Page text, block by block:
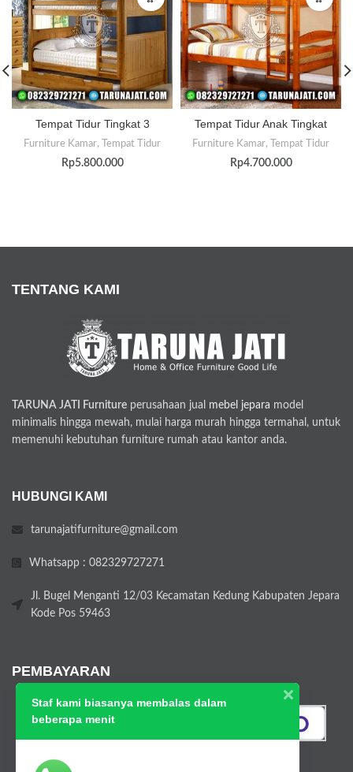
Tempat Tidur Tingkat 3
Furniture Kamar,
Tempat Tidur
Rp5.800.000
Tempat Tidur Anak Tingkat
Furniture Kamar,
Tempat Tidur
Rp4.700.000
TENTANG KAMI
TARUNA JATI Furniture perusahaan jual mebel jepara model
minimalis hingga mewah, mulai harga murah hingga termahal, untuk
memenuhi kebutuhan furniture rumah atau kantor anda.
HUBUNGI KAMI
tarunajatifurniture@gmail.com
Whatsapp : 082329727271
Jl. Bugel Menganti 12/03 Kecamatan Kedung Kabupaten Jepara
Kode Pos 59463
PEMBAYARAN
Staf kami biasanya membalas dalam
beberapa menit